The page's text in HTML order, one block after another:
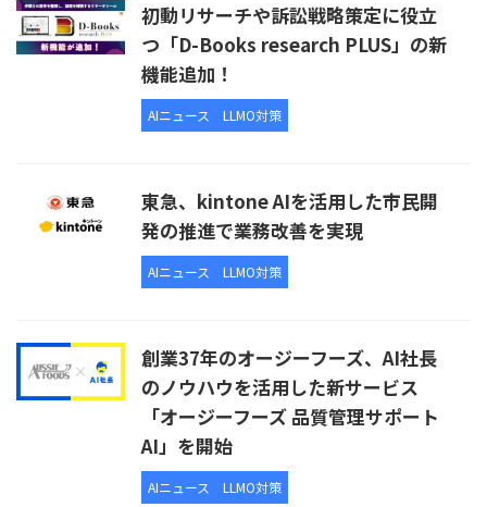
初動リサーチや訴訟戦略策定に役立
つ「D-Books research PLUS」の新
機能追加！
AIニュース LLMO対策
東急、kintone AIを活用した市民開
発の推進で業務改善を実現
AIニュース LLMO対策
創業37年のオージーフーズ、AI社長
のノウハウを活用した新サービス
「オージーフーズ 品質管理サポート
AI」を開始
AIニュース LLMO対策